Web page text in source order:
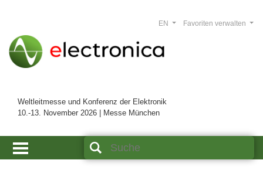
Weltleitmesse und Konferenz der Elektronik
10.-13. November 2026 | Messe München
Favoriten verwalten
EN